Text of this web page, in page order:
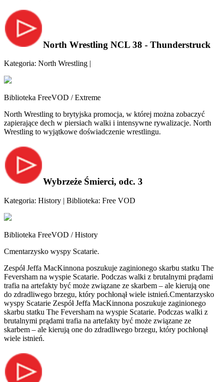
North Wrestling NCL 38 - Thunderstruck
Kategoria: North Wrestling |
Biblioteka FreeVOD / Extreme
North Wrestling to brytyjska promocja, w której można zobaczyć
zapierające dech w piersiach walki i intensywne rywalizacje. North
Wrestling to wyjątkowe doświadczenie wrestlingu.
Wybrzeże Śmierci, odc. 3
Kategoria: History | Biblioteka: Free VOD
Biblioteka FreeVOD / History
Cmentarzysko wyspy Scatarie.
Zespół Jeffa MacKinnona poszukuje zaginionego skarbu statku The
Feversham na wyspie Scatarie. Podczas walki z brutalnymi prądami
trafia na artefakty być może związane ze skarbem – ale kierują one
do zdradliwego brzegu, który pochłonął wiele istnień.Cmentarzysko
wyspy Scatarie Zespół Jeffa MacKinnona poszukuje zaginionego
skarbu statku The Feversham na wyspie Scatarie. Podczas walki z
brutalnymi prądami trafia na artefakty być może związane ze
skarbem – ale kierują one do zdradliwego brzegu, który pochłonął
wiele istnień.